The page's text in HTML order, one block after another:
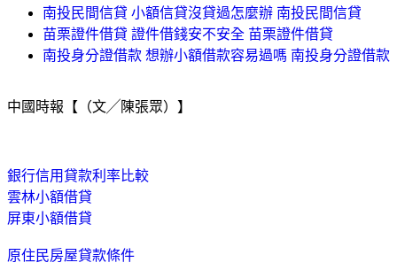
南投民間信貸 小額信貸沒貸過怎麼辦 南投民間信貸
苗栗證件借貸 證件借錢安不安全 苗栗證件借貸
南投身分證借款 想辦小額借款容易過嗎 南投身分證借款
中國時報【（文╱陳張眾）】
銀行信用貸款利率比較
雲林小額借貸
屏東小額借貸
原住民房屋貸款條件